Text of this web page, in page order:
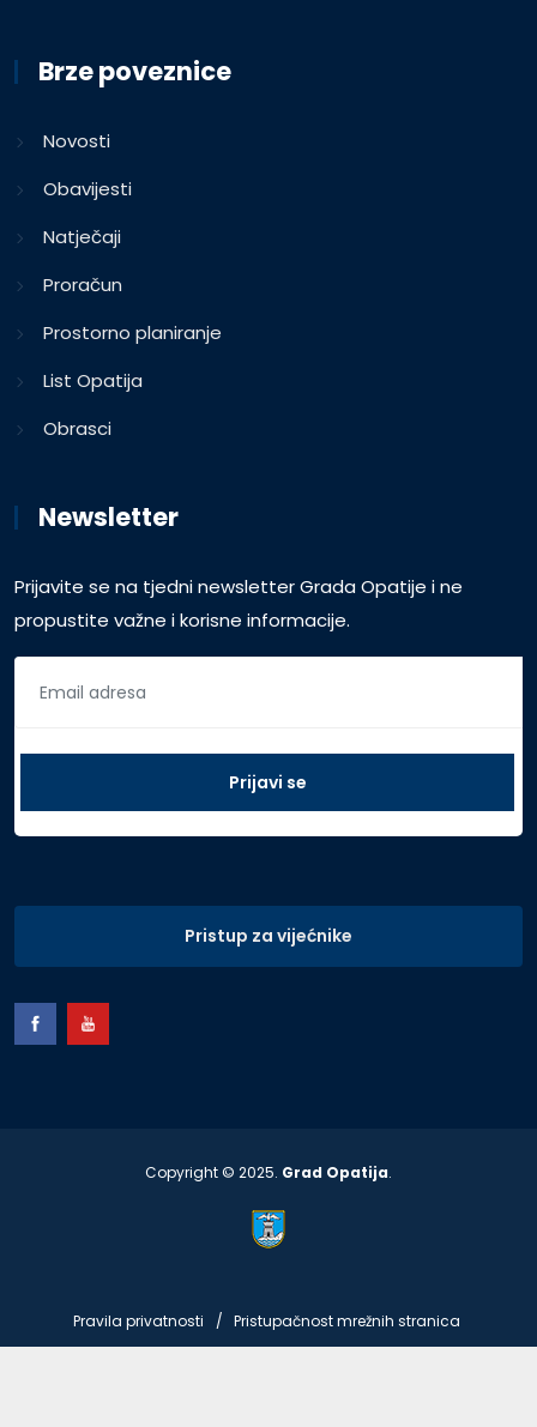
Brze poveznice
Novosti
Obavijesti
Natječaji
Proračun
Prostorno planiranje
List Opatija
Obrasci
Newsletter
Prijavite se na tjedni newsletter Grada Opatije i ne
propustite važne i korisne informacije.
Pristup za vijećnike
Copyright © 2025. Grad Opatija.
Pravila privatnosti Pristupačnost mrežnih stranica